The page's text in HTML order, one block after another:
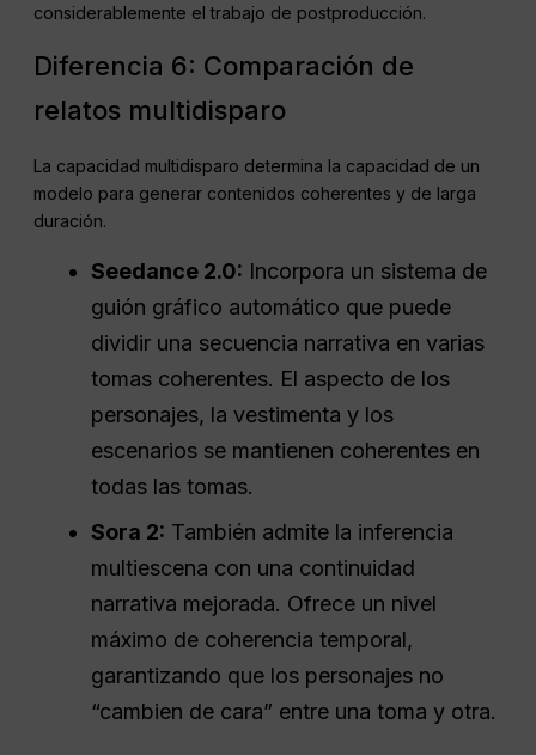
fondo. Puede producir diálogos, efectos de sonido y una
considerablemente el trabajo de postproducción.
Diferencia 6: Comparación de
relatos multidisparo
La capacidad multidisparo determina la capacidad de un
duración.
Seedance 2.0:
Incorpora un sistema de
guión gráfico automático que puede
dividir una secuencia narrativa en varias
tomas coherentes. El aspecto de los
personajes, la vestimenta y los
todas las tomas.
Sora 2:
También admite la inferencia
multiescena con una continuidad
narrativa mejorada. Ofrece un nivel
máximo de coherencia temporal,